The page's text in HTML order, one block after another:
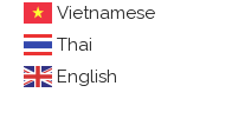
Vietnamese
Thai
English